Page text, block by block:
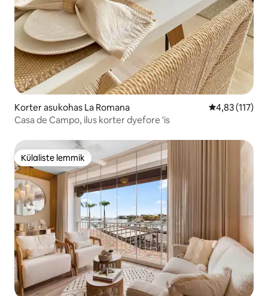
Korter asukohas La Romana Keskmine
4,83 (117)
Casa de Campo, ilus korter dyefore 'is
Külaliste lemmik
Külaliste lemmik